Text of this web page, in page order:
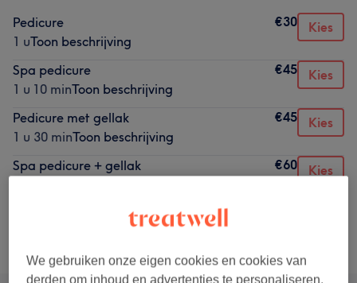
Pedicure
1 uToon beschrijving
€30 Kies
Spa pedicure
1 u 10 minToon beschrijving
€45 Kies
Pedicure met gellak
1 u 30 minToon beschrijving
€45 Kies
Spa pedicure + gellak
€60 Kies
We gebruiken onze eigen cookies en cookies van
derden om inhoud en advertenties te personaliseren,